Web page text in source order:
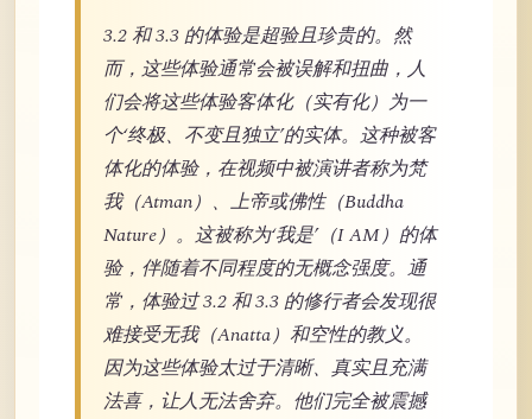
3.2 和 3.3 的体验是超验且珍贵的。然
而，这些体验通常会被误解和扭曲，人
们会将这些体验客体化（实有化）为一
个‘终极、不变且独立’的实体。这种被客
体化的体验，在视频中被演讲者称为梵
我（Atman）、上帝或佛性（Buddha
Nature）。这被称为‘我是’（I AM）的体
验，伴随着不同程度的无概念强度。通
常，体验过 3.2 和 3.3 的修行者会发现很
难接受无我（Anatta）和空性的教义。
因为这些体验太过于清晰、真实且充满
法喜，让人无法舍弃。他们完全被震撼